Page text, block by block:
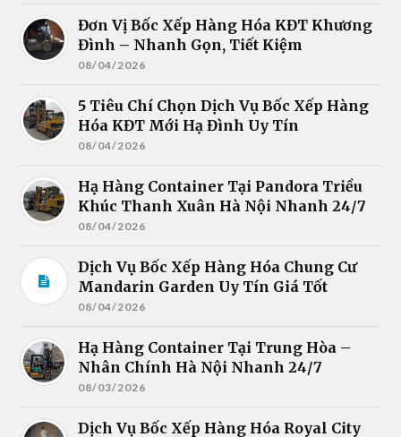
Đơn Vị Bốc Xếp Hàng Hóa KĐT Khương
Đình – Nhanh Gọn, Tiết Kiệm
08/04/2026
5 Tiêu Chí Chọn Dịch Vụ Bốc Xếp Hàng
Hóa KĐT Mới Hạ Đình Uy Tín
08/04/2026
Hạ Hàng Container Tại Pandora Triều
Khúc Thanh Xuân Hà Nội Nhanh 24/7
08/04/2026
Dịch Vụ Bốc Xếp Hàng Hóa Chung Cư
Mandarin Garden Uy Tín Giá Tốt
08/04/2026
Hạ Hàng Container Tại Trung Hòa –
Nhân Chính Hà Nội Nhanh 24/7
08/03/2026
Dịch Vụ Bốc Xếp Hàng Hóa Royal City